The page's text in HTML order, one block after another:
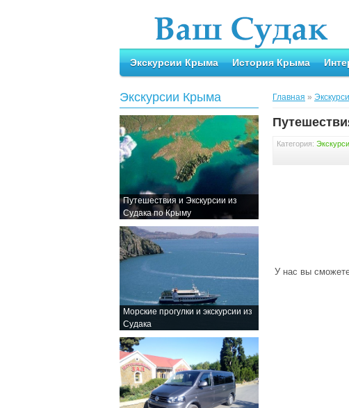
Экскурсии Крыма История Крыма
Экскурсии Крыма
Путешествия и Экскурсии из
Судака по Крыму
Морские прогулки и экскурсии из
Судака
Главная »
Категория:
У нас вы